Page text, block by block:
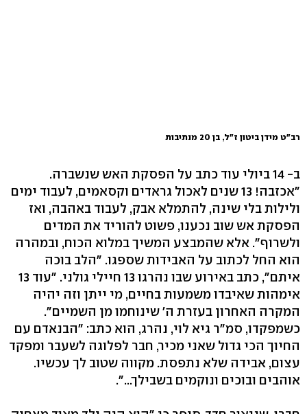
רב"ט מידן ביטון ז"ל, בן 20 מנתיבות
ב- 14 ביולי עוד כתב על הפסקת האש שנשברה.
"אכזבה! 13 שנים לאכול גראדים וקסאמים, לעבוד ימים
ולילות בלי שינה, להתמלא אבק, לעבוד באהבה, ואז
הפסקת אש שוב נכענו, פשוט להוריד את המדים
ולשרוף". אלא שהמבצע המשיך במלוא הכוח, ובמהרה
הוא החל לכתוב על האבידות שספגו. "הלב בוכה
איתם", כתב באירוע שבו נהרגו 13 חיילי גולני. "עוד 13
אימהות שאיבדו משמעות בחיים, מי ייתן וזה יהיה
המקרה האחרון בעזרת ה' שינוחמו מן השמיים".
כשמפקדו, סמ"ר גיא לוי, נהרג, הוא כתב: "הבנאדם עם
החיוך הכי גדול שאני מכיר, חבר לפלוגה לשעבר ומפקד
עצום, אבידה שלא נתפסת. מקווה שטוב לך עכשיו.
אוהבים ובוכים ונוקמים בשבילך...".